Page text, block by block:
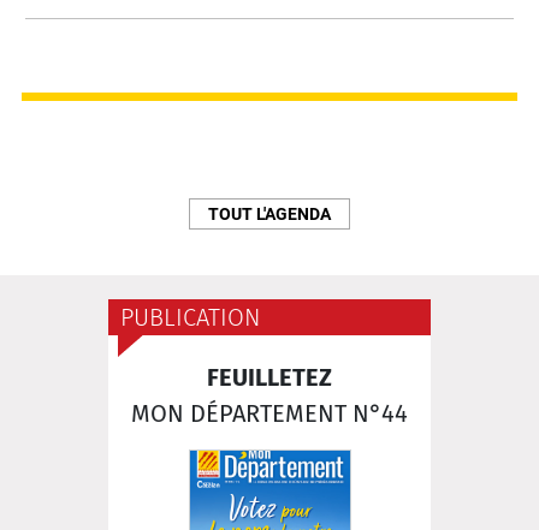
TOUT L'AGENDA
PUBLICATION
FEUILLETEZ
MON DÉPARTEMENT N°44